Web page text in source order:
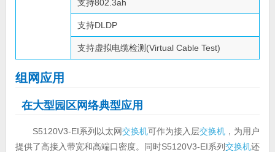
支持802.3ah
支持DLDP
支持虚拟电缆检测(Virtual Cable Test)
组网应用
在大型园区网络典型应用
S5120V3-EI系列以太网交换机可作为接入层交换机，为用户
提供了高接入带宽和高端口密度。同时S5120V3-EI系列交换机还